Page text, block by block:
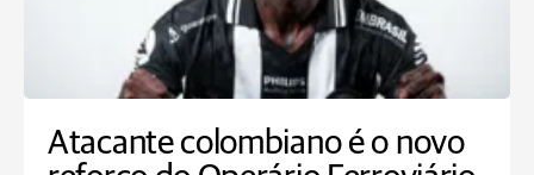
Atacante colombiano é o novo